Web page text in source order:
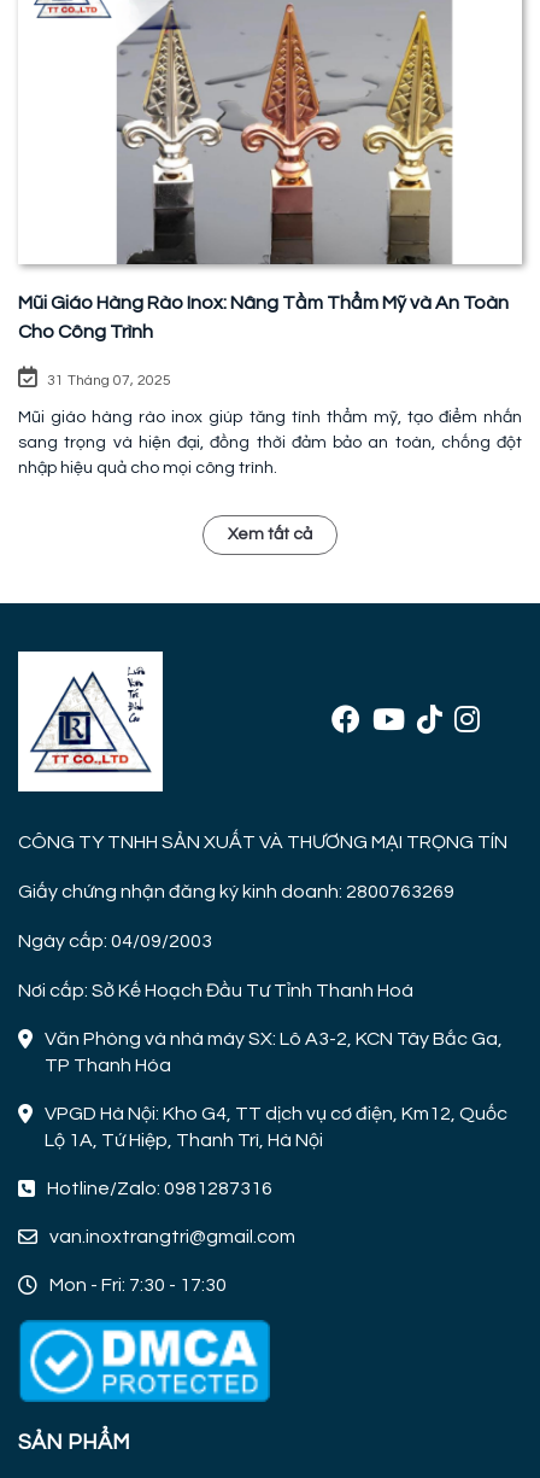
Mũi Giáo Hàng Rào Inox: Nâng Tầm Thẩm Mỹ và An Toàn
Cho Công Trình
31 Tháng 07, 2025
Mũi giáo hàng rào inox giúp tăng tính thẩm mỹ, tạo điểm nhấn
sang trọng và hiện đại, đồng thời đảm bảo an toàn, chống đột
nhập hiệu quả cho mọi công trình.
Xem tất cả
CÔNG TY TNHH SẢN XUẤT VÀ THƯƠNG MẠI TRỌNG TÍN
Giấy chứng nhận đăng ký kinh doanh: 2800763269
Ngày cấp: 04/09/2003
Nơi cấp: Sở Kế Hoạch Đầu Tư Tỉnh Thanh Hoá
Văn Phòng và nhà máy SX: Lô A3-2, KCN Tây Bắc Ga,
TP Thanh Hóa
VPGD Hà Nội: Kho G4, TT dịch vụ cơ điện, Km12, Quốc
Lộ 1A, Tứ Hiệp, Thanh Trì, Hà Nội
Hotline/Zalo: 0981287316
van.inoxtrangtri@gmail.com
Mon - Fri: 7:30 - 17:30
SẢN PHẨM